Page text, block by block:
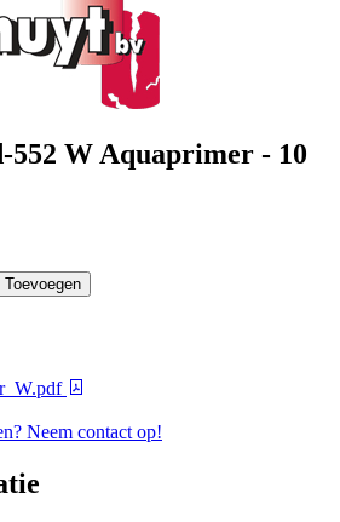
552 W Aquaprimer - 10
Toevoegen
Neem contact op!